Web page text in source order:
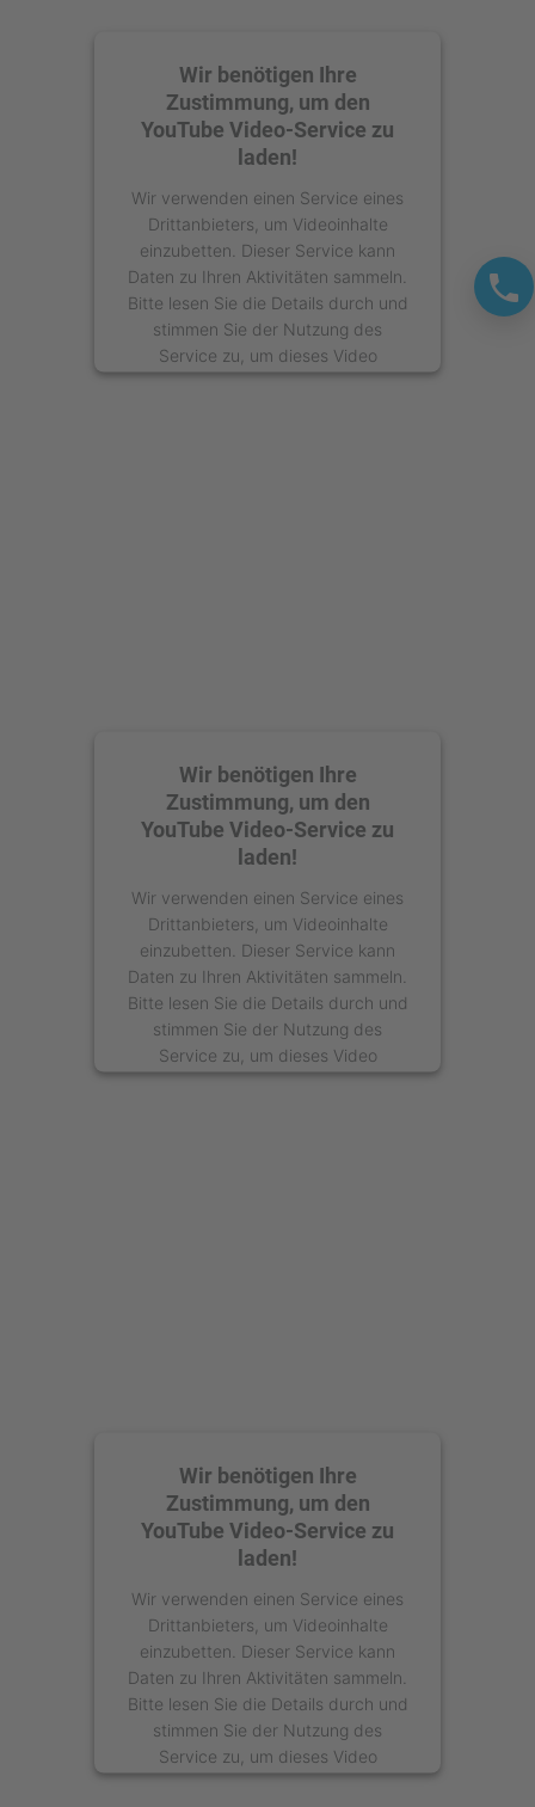
Wir benötigen Ihre
Zustimmung, um den
YouTube Video-Service zu
laden!
Wir verwenden einen Service eines
Drittanbieters, um Videoinhalte
einzubetten. Dieser Service kann
Daten zu Ihren Aktivitäten sammeln.
Bitte lesen Sie die Details durch und
stimmen Sie der Nutzung des
Service zu, um dieses Video
anzusehen.
Wir benötigen Ihre
Zustimmung, um den
YouTube Video-Service zu
laden!
Wir verwenden einen Service eines
Drittanbieters, um Videoinhalte
einzubetten. Dieser Service kann
Daten zu Ihren Aktivitäten sammeln.
Bitte lesen Sie die Details durch und
stimmen Sie der Nutzung des
Service zu, um dieses Video
anzusehen.
Wir benötigen Ihre
Zustimmung, um den
YouTube Video-Service zu
laden!
Wir verwenden einen Service eines
Drittanbieters, um Videoinhalte
einzubetten. Dieser Service kann
Daten zu Ihren Aktivitäten sammeln.
Bitte lesen Sie die Details durch und
stimmen Sie der Nutzung des
Service zu, um dieses Video
anzusehen.